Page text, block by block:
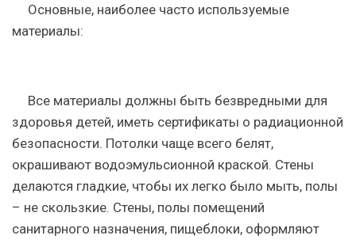
Основные, наиболее часто используемые
материалы:
Все материалы должны быть безвредными для
здоровья детей, иметь сертификаты о радиационной
безопасности. Потолки чаще всего белят,
окрашивают водоэмульсионной краской. Стены
делаются гладкие, чтобы их легко было мыть, полы
– не скользкие. Стены, полы помещений
санитарного назначения, пищеблоки, оформляют